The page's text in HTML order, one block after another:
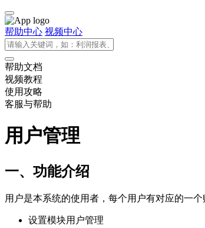
帮助中心 视频中心
帮助文档
视频教程
使用攻略
客服与帮助
用户管理
一、功能介绍
用户是本系统的使用者，每个用户有对应的一
设置模块用户管理